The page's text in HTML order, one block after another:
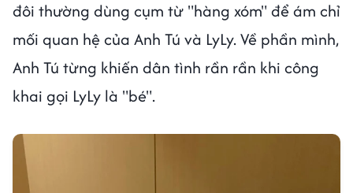
đôi thường dùng cụm từ "hàng xóm" để ám chỉ
mối quan hệ của Anh Tú và LyLy. Về phần mình,
Anh Tú từng khiến dân tình rần rần khi công
khai gọi LyLy là "bé".